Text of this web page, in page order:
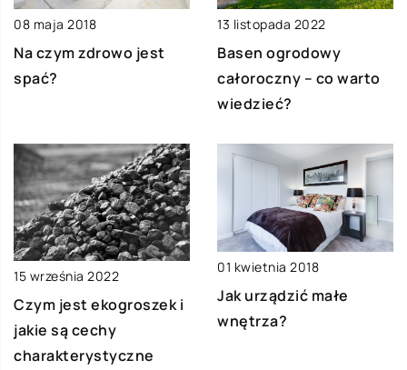
08 maja 2018
Na czym zdrowo jest
spać?
13 listopada 2022
Basen ogrodowy
całoroczny – co warto
wiedzieć?
15 września 2022
Czym jest ekogroszek i
jakie są cechy
charakterystyczne
01 kwietnia 2018
Jak urządzić małe
wnętrza?